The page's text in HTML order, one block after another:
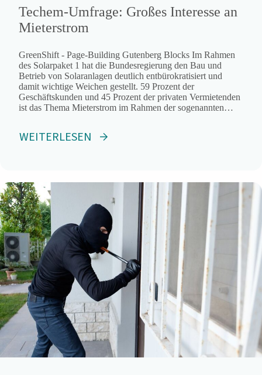
Techem-Umfrage: Großes Interesse an
Mieterstrom
GreenShift - Page-Building Gutenberg Blocks Im Rahmen
des Solarpaket 1 hat die Bundesregierung den Bau und
Betrieb von Solaranlagen deutlich entbürokratisiert und
damit wichtige Weichen gestellt. 59 Prozent der
Geschäftskunden und 45 Prozent der privaten Vermietenden
ist das Thema Mieterstrom im Rahmen der sogenannten
Energiedienstleisters Techem.
WEITERLESEN